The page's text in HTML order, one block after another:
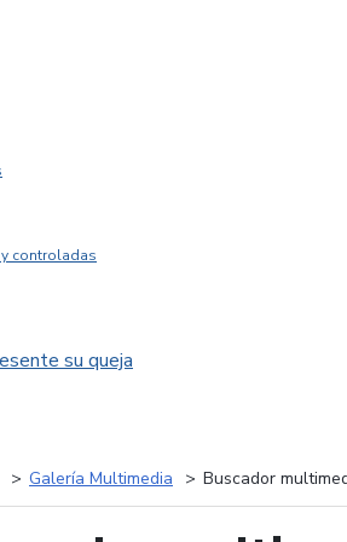
controladas
su queja
Galería Multimedia Buscador